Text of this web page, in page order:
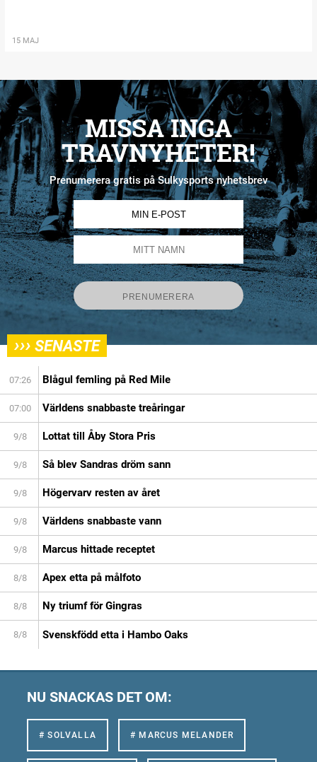
15 MAJ
MISSA INGA
TRAVNYHETER!
Prenumerera gratis på Sulkysports nyhetsbrev
››› SENASTE
07:26 Blågul femling på Red Mile
07:00 Världens snabbaste treåringar
9/8 Lottat till Åby Stora Pris
9/8 Så blev Sandras dröm sann
9/8 Högervarv resten av året
9/8 Världens snabbaste vann
9/8 Marcus hittade receptet
8/8 Apex etta på målfoto
8/8 Ny triumf för Gingras
8/8 Svenskfödd etta i Hambo Oaks
NU SNACKAS DET OM:
# SOLVALLA # MARCUS MELANDER